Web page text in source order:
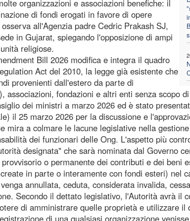
organizzazioni e associazioni benefiche: il
di fondi erogati in favore di opere
all'Agenzia padre Cedric Prakash SJ,
in Gujarat, spiegando l'opposizione di ampi
religiose.
Bill 2026 modifica e integra il quadro
Act del 2010, la legge già esistente che
provenienti dall'estero da parte di
associazioni, fondazioni e altri enti senza scopo
dei ministri a marzo 2026 ed è stato
il 25 marzo 2026 per la discussione e
mira a colmare le lacune legislative nella
dei funzionari delle Ong. L'aspetto più
designata" che sarà nominata dal Governo
o permanente dei contributi e dei beni
in parte o interamente con fondi esteri) nel
annullata, ceduta, considerata invalida,
Secondo il dettato legislativo, l'Autorità avrà il
di amministrare quelle proprietà e utilizzare il
di una qualsiasi organizzazione